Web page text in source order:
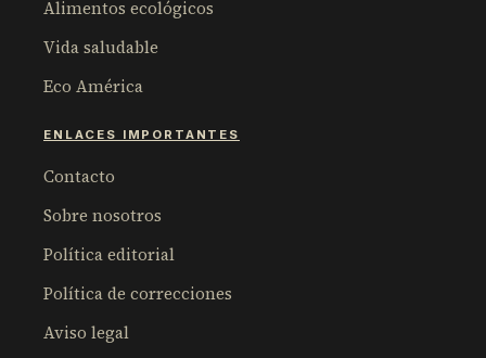
Alimentos ecológicos
Vida saludable
Eco América
ENLACES IMPORTANTES
Contacto
Sobre nosotros
Política editorial
Política de correcciones
Aviso legal